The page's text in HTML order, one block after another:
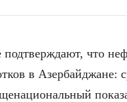
что
в Азербайджане: